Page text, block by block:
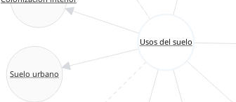
Usos del suelo
Suelo urbano